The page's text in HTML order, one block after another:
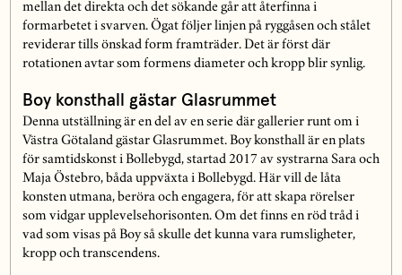
mellan det direkta och det sökande går att återfinna i
formarbetet i svarven. Ögat följer linjen på ryggåsen och stålet
reviderar tills önskad form framträder. Det är först där
rotationen avtar som formens diameter och kropp blir synlig.
Boy konsthall gästar Glasrummet
Denna utställning är en del av en serie där gallerier runt om i
Västra Götaland gästar Glasrummet. Boy konsthall är en plats
för samtidskonst i Bollebygd, startad 2017 av systrarna Sara och
Maja Östebro, båda uppväxta i Bollebygd. Här vill de låta
konsten utmana, beröra och engagera, för att skapa rörelser
som vidgar upplevelsehorisonten. Om det finns en röd tråd i
vad som visas på Boy så skulle det kunna vara rumsligheter,
kropp och transcendens.